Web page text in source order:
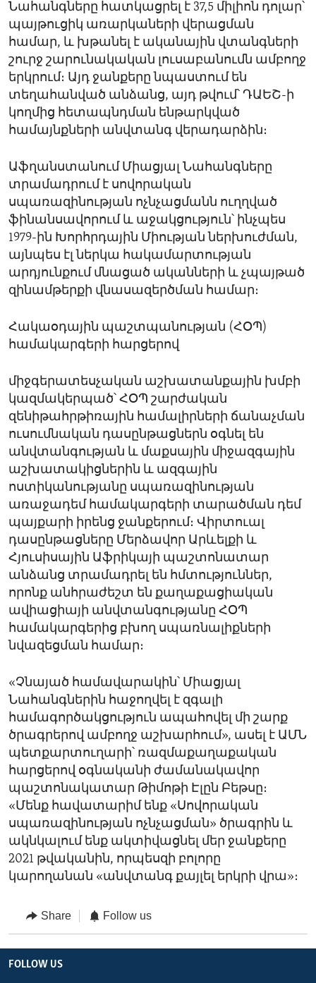
Նահանգները հատկացրել է 37,5 միլիոն դոլար՝
պայթուցիկ առարկաների վերացման
համար, և խթանել է ականային վտանգների
շուրջ շարունակական լուսաբանումն ամբողջ
երկրում։ Այդ ջանքերը նպաստում են
տեղահանված անձանց, այդ թվում՝ ԴԱԵՇ-ի
կողմից հետապնդման ենթարկված
համայնքների անվտանգ վերադարձին։
Աֆղանստանում Միացյալ Նահանգները
տրամադրում է սովորական
սպառազինության ոչնչացմանն ուղղված
ֆինանսավորում և աջակցություն՝ ինչպես
1979-ին Խորհրդային Միության ներխուժման,
այնպես էլ ներկա հակամարտության
արդյունքում մնացած ականների և չպայթած
զինամթերքի վնասազերծման համար։
Հակաօդային պաշտպանության (ՀՕՊ)
համակարգերի հարցերով
միջգերատեսչական աշխատանքային խմբի
կազմակերպած՝ ՀՕՊ շարժական
զենիթահրթիռային համալիրների ճանաչման
ուսումնական դասընթացներն օգնել են
անվտանգության և մաքսային միջազգային
աշխատակիցներին և ազգային
ոստիկանությանը սպառազինության
առաջադեմ համակարգերի տարածման դեմ
պայքարի իրենց ջանքերում։ Վիրտուալ
դասընթացները Մերձավոր Արևելքի և
Հյուսիսային Աֆրիկայի պաշտոնատար
անձանց տրամադրել են հմտություններ,
որոնք անհրաժեշտ են քաղաքացիական
ավիացիայի անվտանգությանը ՀՕՊ
համակարգերից բխող սպառնալիքների
նվազեցման համար։
«Չնայած համավարակին՝ Միացյալ
Նահանգներին հաջողվել է զգալի
համագործակցություն ապահովել մի շարք
ծրագրերով ամբողջ աշխարհում», ասել է ԱՄՆ
պետքարտուղարի՝ ռազմաքաղաքական
հարցերով օգնականի ժամանակավոր
պաշտոնակատար Թիմոթի Էլըն Բեթսը։
«Մենք հավատարիմ ենք «Սովորական
սպառազինության ոչնչացման» ծրագրին և
ակնկալում ենք ակտիվացնել մեր ջանքերը
2021 թվականին, որպեսզի բոլորը
կարողանան «անվտանգ քայլել երկրի վրա»։
Share Follow us
FOLLOW US